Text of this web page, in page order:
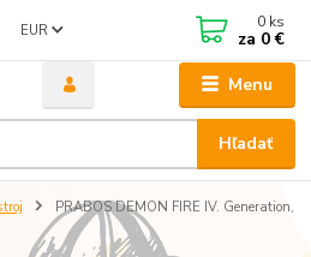
Menu
EUR
Hľadať
0 ks
za 0 €
PRABOS DEMON FIRE IV. Generation,